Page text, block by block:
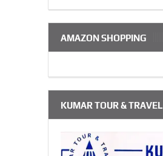
AMAZON SHOPPING
KUMAR TOUR & TRAVEL